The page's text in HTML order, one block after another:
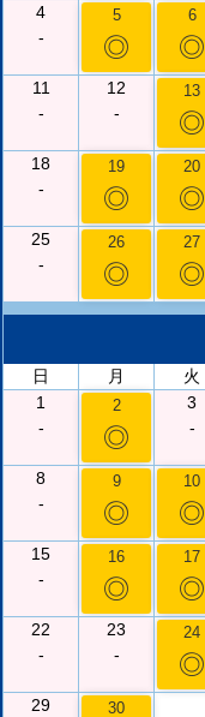
4
-
5
◎
6
◎
11
-
12
-
13
◎
18
-
19
◎
20
◎
25
-
26
◎
27
◎
日
月 火
1
-
2
◎
3
-
8
-
9
◎
10
◎
15
-
16
◎
17
◎
22
-
23
-
24
◎
29 30